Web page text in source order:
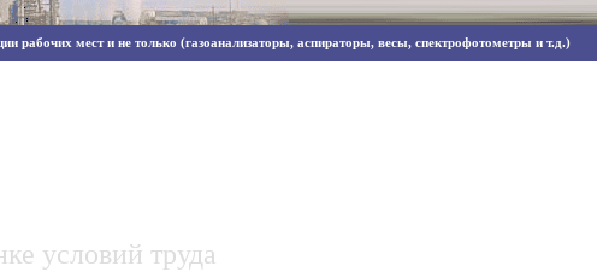
рабочих мест и не только (газоанализаторы, аспираторы, весы, спектрофотометры и т.д.)
условий труда